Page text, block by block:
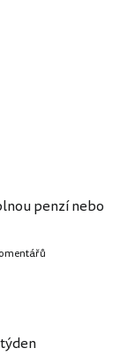
penzí nebo